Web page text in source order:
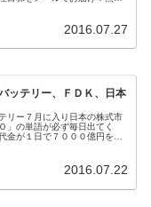
2016.07.27
ッテリー、ＦＤＫ、日本
リー７月に入り日本の株式市
」の単語が必ず毎日出てく
金が１日で７０００億円を超
2016.07.22